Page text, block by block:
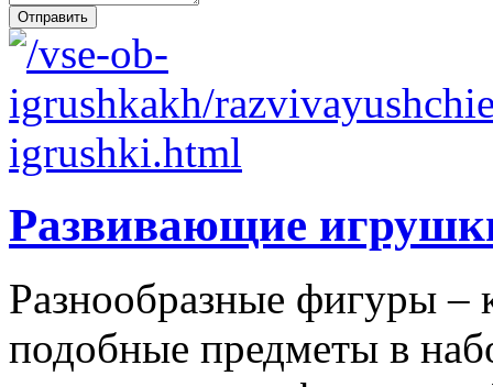
Развивающие
Разнообразные фигуры –
подобные предметы в